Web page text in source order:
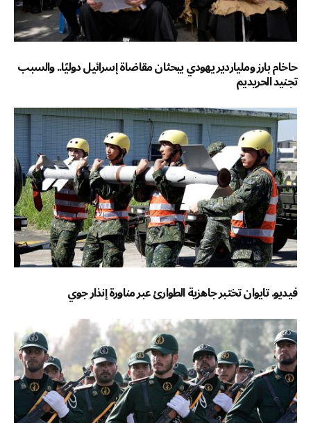
حاخام بارز وملياردير يهودي يبحثان مقاضاة إسرائيل دوليًا.. والسبب
تجنيد الحريديم
فيديو. تايوان تختبر جاهزية الطوارئ عبر مناورة إنذار جوي